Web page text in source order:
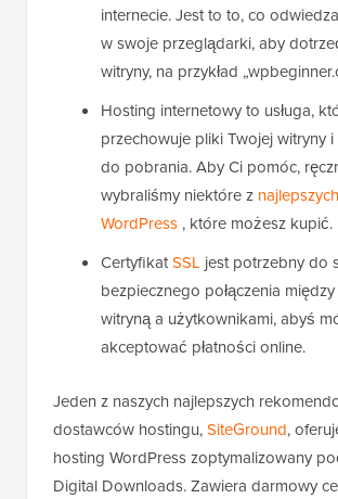
internecie. Jest to to, co
w swoje przeglądarki, aby
witryny, na przykład
Hosting internetowy to usługa,
przechowuje pliki Twojej witryny
do pobrania. Aby Ci pomóc,
wybraliśmy niektóre z
WordPress , które możesz kupić.
CertyfikatSSL jest potrzebny do
bezpiecznego połączenia
witryną a użytkownikami, abyś
akceptować płatności online.
Jeden z naszych najlepszych
dostawców hostingu,SiteGround,
hosting WordPress zoptymalizowany
Digital Downloads. Zawiera darmowy